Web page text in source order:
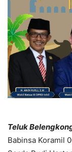
Teluk
Babinsa Koramil